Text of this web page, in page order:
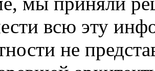
всю эту
не